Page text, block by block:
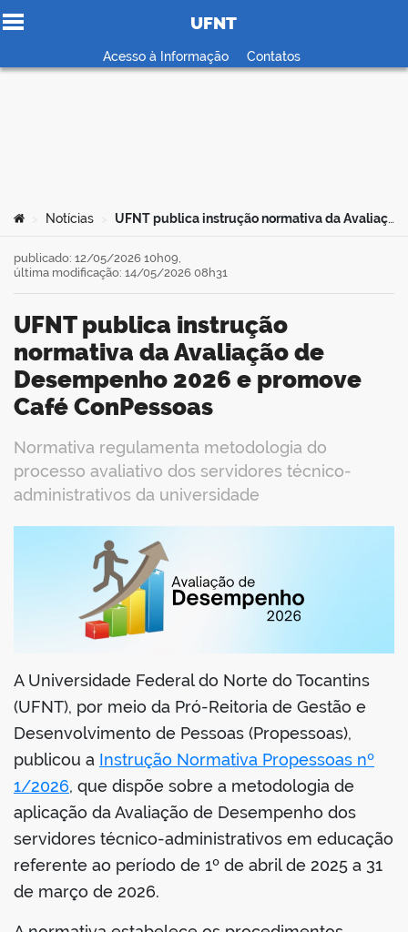
Ir para o conteúdo
UFNT
Acesso à Informação Contatos
Você está aqui:
Notícias UFNT publica instrução normativa da Avaliação de Desempenho 2026 e promove Café ConPessoas
UFNT publica instrução
normativa da Avaliação de
Desempenho 2026 e promove
Café ConPessoas
Normativa regulamenta metodologia do
processo avaliativo dos servidores técnico-
administrativos da universidade
publicado: 12/05/2026 10h09,
última modificação: 14/05/2026 08h31
A Universidade Federal do Norte do Tocantins
(UFNT), por meio da Pró-Reitoria de Gestão e
Desenvolvimento de Pessoas (Propessoas),
publicou a Instrução Normativa Propessoas nº
1/2026, que dispõe sobre a metodologia de
aplicação da Avaliação de Desempenho dos
servidores técnico-administrativos em educação
referente ao período de 1º de abril de 2025 a 31
de março de 2026.